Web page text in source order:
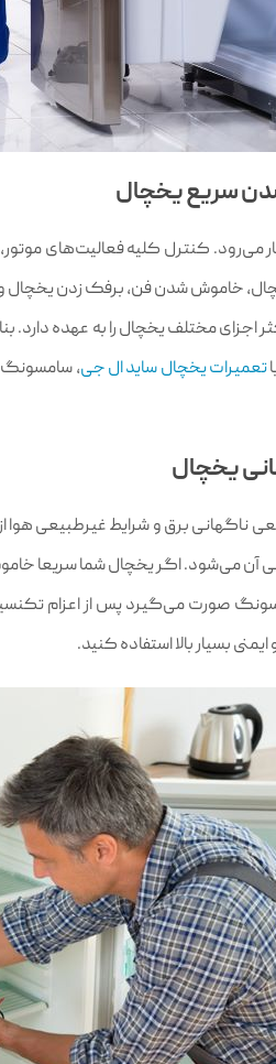
می‌رود. کنترل کلیه فعالیت‌های
خاموش شدن فن، برفک زدن
مختلف یخچال را به عهده دارد.
تعمیرات یخچال ساید ال جی،
ناگهانی برق و شرایط غیرطبیعی هوا
می‌شود. اگر یخچال شما سریعا
صورت می‌گیرد پس از اعزام
بسیار بالا استفاده کنید.